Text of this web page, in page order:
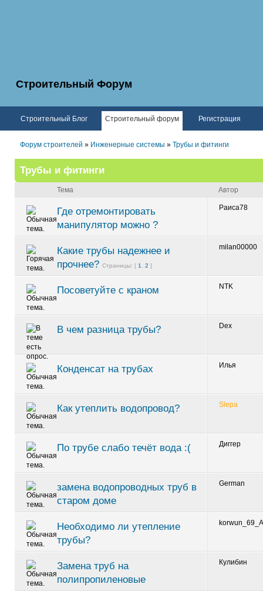
Строительный Форум
Строительный Блог Строительный форум Регистрация
Форум строителей » Инженерные системы » Трубы и фитинги
Трубы и фитинги
Тема Автор
Где отремонтировать
манипулятор можно ?
Раиса78
Какие трубы надежнее и
прочнее? Страницы: [ 1 2 ]
milan00000
Посоветуйте с краном NTK
В чем разница трубы? Dex
Конденсат на трубах Илья
Как утеплить водопровод? Slepa
По трубе слабо течёт вода :( Диггер
замена водопроводных труб в
старом доме
German
Необходимо ли утепление
трубы?
Замена труб на
полипропиленовые
Кулибин